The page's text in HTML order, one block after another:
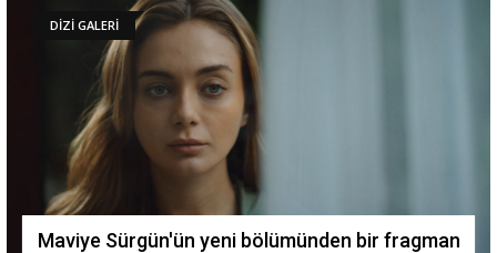
DİZİ GALERİ
Maviye Sürgün'ün yeni bölümünden bir fragman